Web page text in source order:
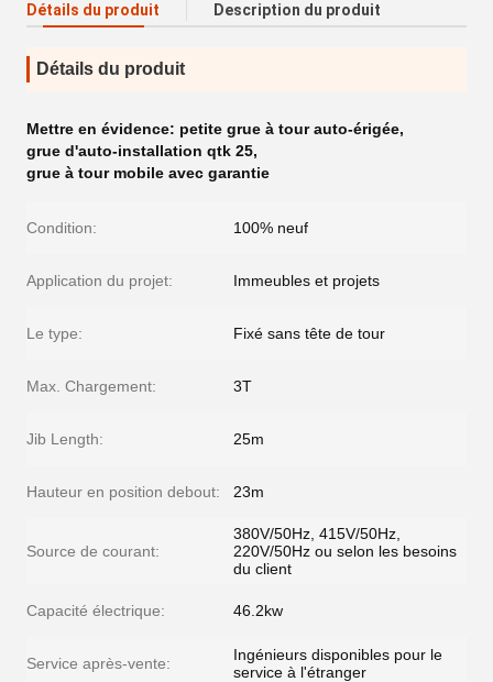
Détails du produit Description du produit
Détails du produit
Mettre en évidence: petite grue à tour auto-érigée,
grue d'auto-installation qtk 25,
grue à tour mobile avec garantie
Condition: 100% neuf
Application du projet: Immeubles et projets
Le type: Fixé sans tête de tour
Max. Chargement: 3T
Jib Length: 25m
Hauteur en position debout: 23m
Source de courant:
380V/50Hz, 415V/50Hz,
220V/50Hz ou selon les besoins
du client
Capacité électrique: 46.2kw
Service après-vente:
Ingénieurs disponibles pour le
service à l'étranger